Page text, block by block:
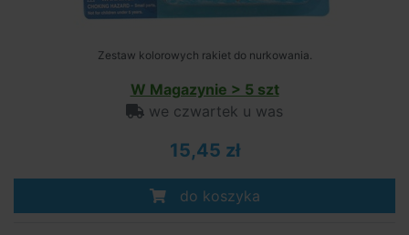
Zestaw kolorowych rakiet do nurkowania.
W Magazynie > 5 szt
we czwartek u was
15,45 zł
do koszyka